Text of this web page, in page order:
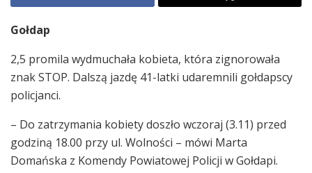
Gołdap
2,5 promila wydmuchała kobieta, która zignorowała
znak STOP. Dalszą jazdę 41-latki udaremnili gołdapscy
policjanci.
– Do zatrzymania kobiety doszło wczoraj (3.11) przed
godziną 18.00 przy ul. Wolności – mówi Marta
Domańska z Komendy Powiatowej Policji w Gołdapi.